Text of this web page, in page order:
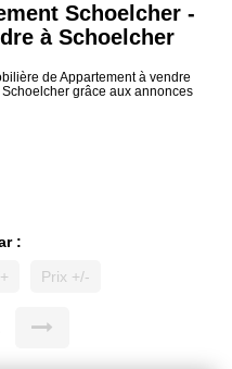
Schoelcher -
à Schoelcher
de Appartement à vendre
grâce aux annonces
:
Prix +/-